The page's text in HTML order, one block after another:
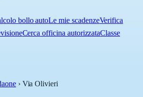
bollo autoLe mie scadenzeVerifica
Cerca officina autorizzataClasse
› Via Olivieri